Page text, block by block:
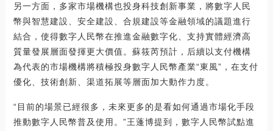
另一方面，多家市場機構也投身科技創新事業，將數字人民
幣與智慧建設、安全建設、合規建設等金融領域的議題進行
結合，使得數字人民幣在推進金融數字化、支持實體經濟高
質量發展層面發揮更大價值。蘇筱芮預計，后續以支付機構
為代表的市場機構將積極投身數字人民幣產業“東風”，在支付
優化、技術創新、渠道拓展等層面加大動作力度。
“目前的場景已經很多，未來更多的是看如何通過市場化手段
推動數字人民幣普及使用。”王蓬博提到，數字人民幣試點進